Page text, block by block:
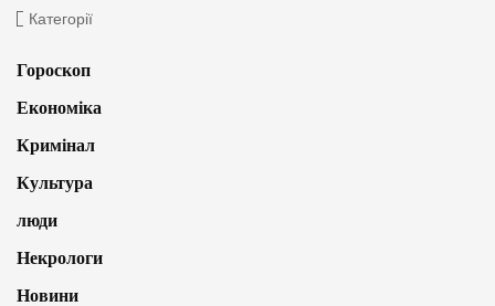
Категорії
Гороскоп
Економіка
Кримінал
Культура
люди
Некрологи
Новини